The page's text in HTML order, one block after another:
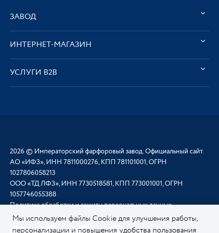
ЗАВОД
ИНТЕРНЕТ-МАГАЗИН
УСЛУГИ В2В
2026 © Императорский фарфоровый завод. Официальный сайт.
АО «ИФЗ», ИНН 7811000276, КПП 781101001, ОГРН
1027806058213
ООО «ТД ЛФЗ», ИНН 7730518581, КПП 773001001, ОГРН
1057746055388
Политика обработки и защиты персональных данных
Мы используем файлы Cookie для улучшения работы,
персонализации и повышения удобства пользования